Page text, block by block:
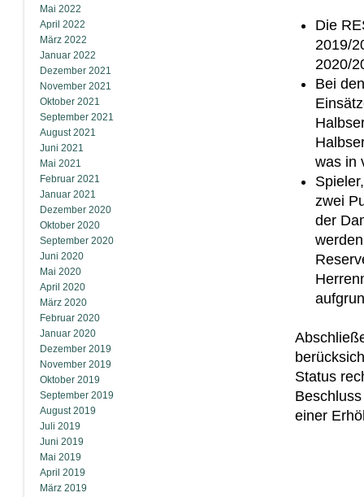
Mai 2022
April 2022
März 2022
Januar 2022
Dezember 2021
November 2021
Oktober 2021
September 2021
August 2021
Juni 2021
Mai 2021
Februar 2021
Januar 2021
Dezember 2020
Oktober 2020
September 2020
Juni 2020
Mai 2020
April 2020
März 2020
Februar 2020
Januar 2020
Dezember 2019
November 2019
Oktober 2019
September 2019
August 2019
Juli 2019
Juni 2019
Mai 2019
April 2019
März 2019
Die
2019/
2020/
Bei
was in
zwei
der
Status
einer